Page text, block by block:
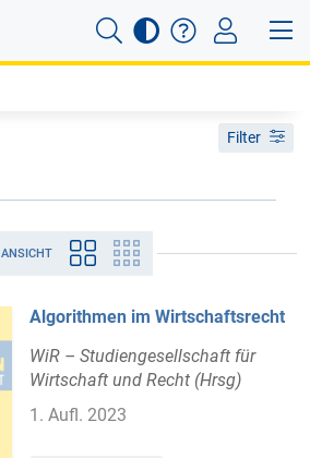
Filter
ANSICHT
Algorithmen im Wirtschaftsrecht
WiR – Studiengesellschaft für
Wirtschaft und Recht (Hrsg)
1. Aufl. 2023